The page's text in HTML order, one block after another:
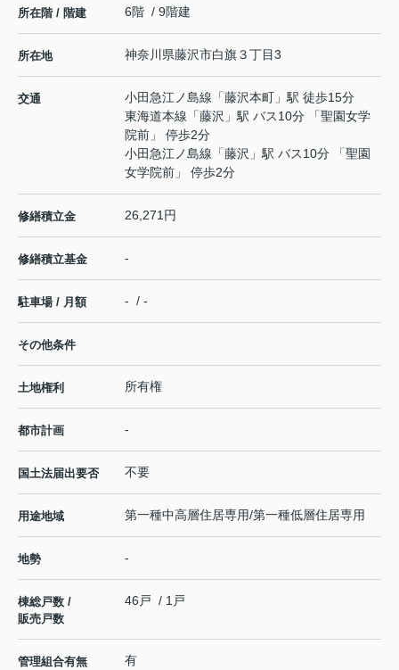
所在階 / 階建 6階 / 9階建
所在地 神奈川県藤沢市白旗３丁目3
交通 小田急江ノ島線 「藤沢本町 」駅 徒歩15分
東海道本線 「藤沢 」駅 バス10分 「聖園女学
院前」 停歩2分
小田急江ノ島線 「藤沢 」駅 バス10分 「聖園
女学院前」 停歩2分
修繕積立金 26,271円
修繕積立基金 -
駐車場 / 月額 - / -
その他条件
土地権利 所有権
都市計画 -
国土法届出要否 不要
用途地域 第一種中高層住居専用/第一種低層住居専用
地勢 -
棟総戸数 /
販売戸数
46戸 / 1戸
管理組合有無 有